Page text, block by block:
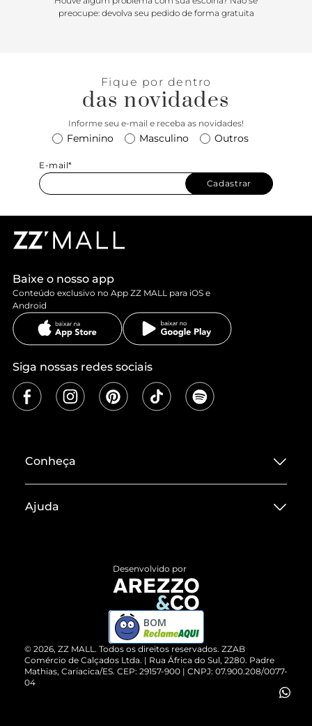
preocupe: devolva seu pedido de forma gratuita
Fique por dentro
das novidades
Informe seu e-mail e receba as novidades!
Feminino Masculino Outros
E-mail*
Cadastrar
Baixe o nosso app
Conteúdo exclusivo no App ZZ MALL para iOS e
Android
Siga nossas redes sociais
Conheça
Termos de Uso
ZZ MALL é confiável
Cartão Presente
Vendas Corporativas
Ajuda
Devolução do Produto
Compre pelo WhatsApp
© 2026, ZZ MALL. Todos os direitos reservados. ZZAB
Comércio de Calçados Ltda. | Rua África do Sul, 2280. Padre
Mathias, Cariacica/ES. CEP: 29157-900 | CNPJ: 07.900.208/0077-
04
Desenvolvido por
BOM